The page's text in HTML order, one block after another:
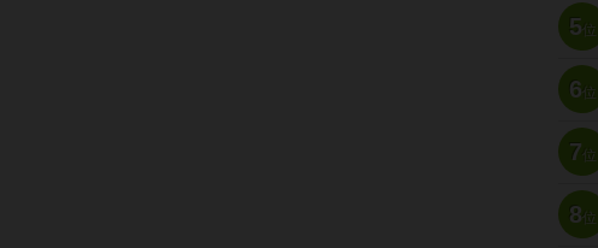
5位
6位
7位
8位